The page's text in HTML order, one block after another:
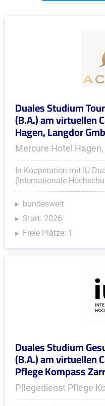
Duales Studium
(B.A.) am virtuellen
Hagen, Langdor
Mercure Hotel
In Kooperation mit IU
(Internationale
bundesweit
Start: 2026
Freie Plätze: 1
Duales Studium
(B.A.) am virtuellen
Pflege Kompass
Pflegedienst Pflege